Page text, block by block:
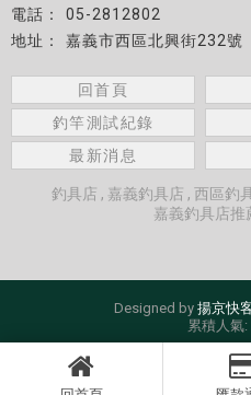
05-2812802
嘉義市西區北興街232號
回首頁
釣竿測試紀錄
最新消息
釣具店 嘉義釣具店 西區釣
嘉義釣具店推
Designed by 揚京快
累積人氣